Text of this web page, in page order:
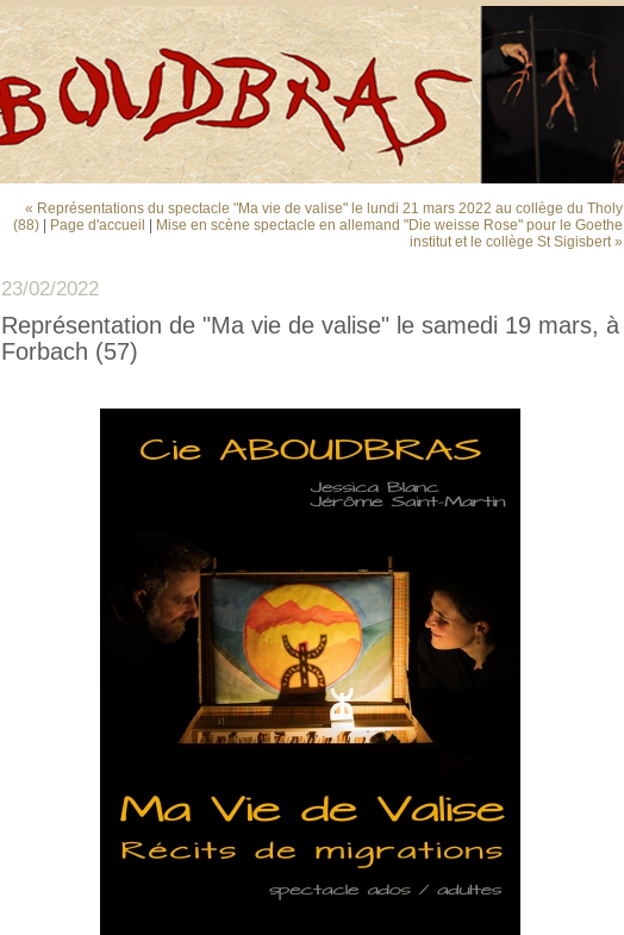
« Représentations du spectacle "Ma vie de valise" le lundi 21 mars 2022 au collège du Tholy
(88)
Page d'accueil
Mise en scène spectacle en allemand "Die weisse Rose" pour le Goethe
institut et le collège St Sigisbert »
23/02/2022
Représentation de "Ma vie de valise" le samedi 19 mars, à
Forbach (57)